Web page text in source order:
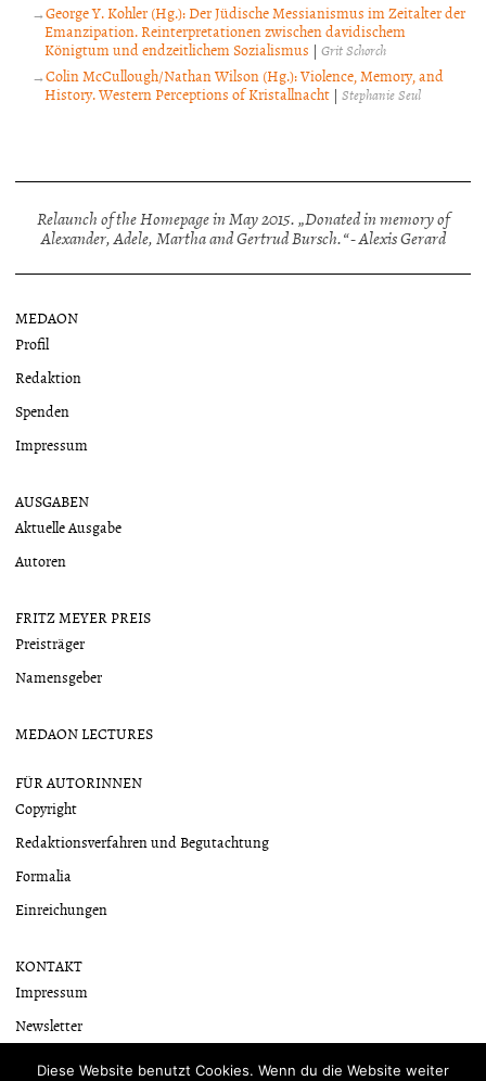
George Y. Kohler (Hg.): Der Jüdische Messianismus im Zeitalter der
Emanzipation. Reinterpretationen zwischen davidischem
Königtum und endzeitlichem Sozialismus | Grit Schorch
Colin McCullough/Nathan Wilson (Hg.): Violence, Memory, and
History. Western Perceptions of Kristallnacht | Stephanie Seul
Relaunch of the Homepage in May 2015. „Donated in memory of
Alexander, Adele, Martha and Gertrud Bursch.“ - Alexis Gerard
MEDAON
Profil
Redaktion
Spenden
Impressum
AUSGABEN
Aktuelle Ausgabe
Autoren
FRITZ MEYER PREIS
Preisträger
Namensgeber
MEDAON LECTURES
FÜR AUTORINNEN
Copyright
Redaktionsverfahren und Begutachtung
Formalia
Einreichungen
KONTAKT
Impressum
Newsletter
Diese Website benutzt Cookies. Wenn du die Website weiter